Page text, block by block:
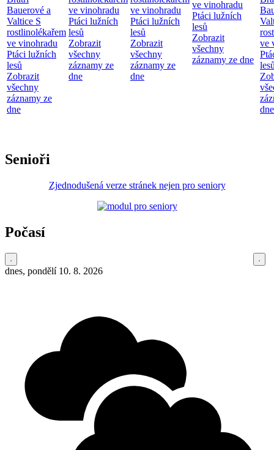
Bauerové a
Valtice S
rostlinolékařem
ve vinohradu
Ptáci lužních
lesů
Zobrazit
všechny
záznamy ze
dne
ve vinohradu
Ptáci lužních
lesů
Zobrazit
všechny
záznamy ze
dne
ve vinohradu
Ptáci lužních
lesů
Zobrazit
všechny
záznamy ze
dne
ve vinohradu
Ptáci lužních
lesů
Zobrazit
všechny
záznamy ze dne
ve
dne
Senioři
Zjednodušená verze stránek nejen pro seniory
Počasí
dnes, pondělí 10. 8. 2026